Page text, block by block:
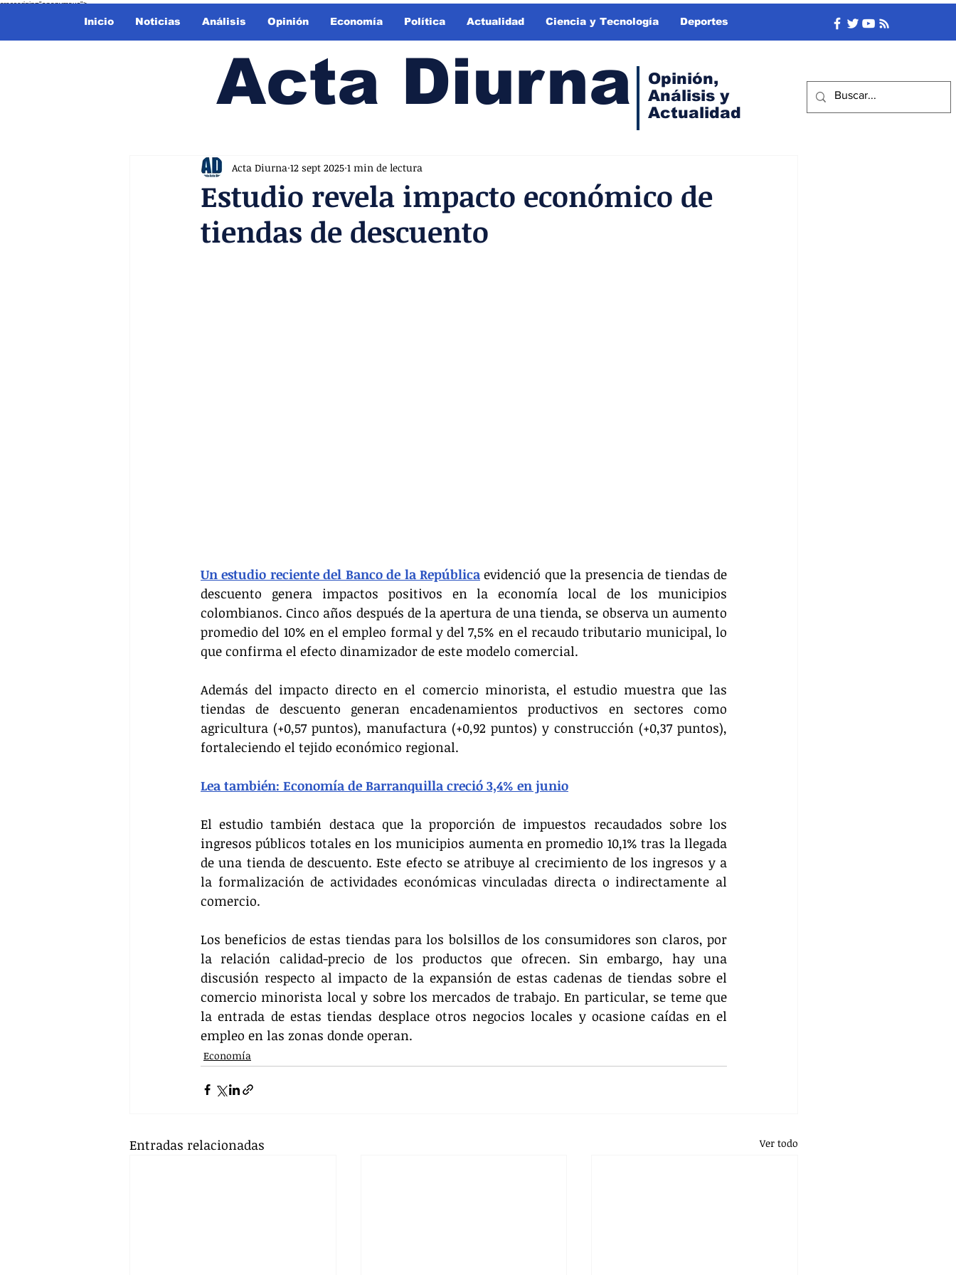
crossorigin="anonymous">
Inicio Noticias Análisis Opinión Economía Política Actualidad Ciencia y Tecnología Deportes
Acta Diurna
Opinión,
Análisis y
Actualidad
Estudio revela impacto económico de
tiendas de descuento
Acta Diurna 12 sept 2025 1 min de lectura
Un estudio reciente del Banco de la República evidenció que la presencia de tiendas de
descuento genera impactos positivos en la economía local de los municipios
colombianos. Cinco años después de la apertura de una tienda, se observa un aumento
promedio del 10% en el empleo formal y del 7,5% en el recaudo tributario municipal, lo
que confirma el efecto dinamizador de este modelo comercial.
Además del impacto directo en el comercio minorista, el estudio muestra que las
tiendas de descuento generan encadenamientos productivos en sectores como
agricultura (+0,57 puntos), manufactura (+0,92 puntos) y construcción (+0,37 puntos),
fortaleciendo el tejido económico regional.
Lea también: Economía de Barranquilla creció 3,4% en junio
El estudio también destaca que la proporción de impuestos recaudados sobre los
ingresos públicos totales en los municipios aumenta en promedio 10,1% tras la llegada
de una tienda de descuento. Este efecto se atribuye al crecimiento de los ingresos y a
la formalización de actividades económicas vinculadas directa o indirectamente al
comercio.
Los beneficios de estas tiendas para los bolsillos de los consumidores son claros, por
la relación calidad-precio de los productos que ofrecen. Sin embargo, hay una
discusión respecto al impacto de la expansión de estas cadenas de tiendas sobre el
comercio minorista local y sobre los mercados de trabajo. En particular, se teme que
la entrada de estas tiendas desplace otros negocios locales y ocasione caídas en el
empleo en las zonas donde operan.
Economía
Entradas relacionadas Ver todo